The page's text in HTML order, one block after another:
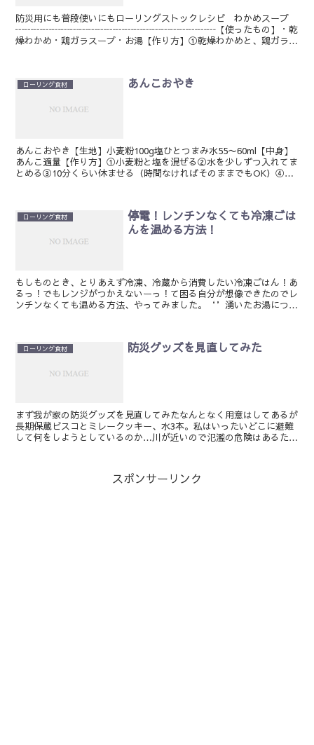
防災用にも普段使いにもローリングストックレシピ わかめスープ
┅┅┅┅┅┅┅┅┅┅┅┅┅┅┅┅┅┅┅┅┅┅【使ったもの】・乾
燥わかめ・鶏ガラスープ・お湯【作り方】①乾燥わかめと、鶏ガラ1
ローリング食材 あんこおやき
あんこおやき【生地】小麦粉100g塩ひとつまみ水55〜60ml【中身】
あんこ適量【作り方】①小麦粉と塩を混ぜる②水を少しずつ入れてま
とめる③10分くらい休ませる（時間なければそのままでもOK）④4
ローリング食材
停電！レンチンなくても冷凍ごは
んを温める方法！
もしものとき、とりあえず冷凍、冷蔵から消費したい冷凍ごはん！あ
るっ！でもレンジがつかえないーっ！て困る自分が想像できたのでレ
ンチンなくても温める方法、やってみました。‘’湧いたお湯につけ
ローリング食材 防災グッズを見直してみた
まず我が家の防災グッズを見直してみたなんとなく用意はしてあるが
長期保蔵ビスコとミレークッキー、水3本。私はいったいどこに避難
して何をしようとしているのか…川が近いので氾濫の危険はあるたぶ
スポンサーリンク